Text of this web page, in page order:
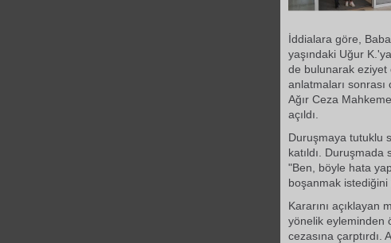
İddialara göre,
yaşındaki Uğur
de bulunarak eziyet
anlatmaları
Ağır Ceza
açıldı.
Duruşmaya tutuklu
katıldı.
"Ben, böyle hata
boşanmak istediğini
Kararını
yönelik eyleminden
cezasına